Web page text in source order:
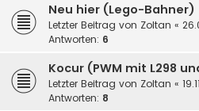
Neu hier (Lego-Bahner)
Letzter Beitrag von Zoltan «
Antworten: 6
Kocur (PWM mit L298
Letzter Beitrag von Zoltan «
Antworten: 8